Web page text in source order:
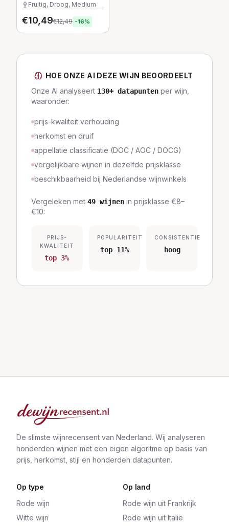
Fruitig, Droog, Medium
€10,49€12,49 -16%
HOE ONZE AI DEZE WIJN BEOORDEELT
Onze AI analyseert 130+ datapunten per wijn,
waaronder:
prijs-kwaliteit verhouding
herkomst en druif
appellatie classificatie (DOC / AOC / DOCG)
vergelijkbare wijnen in dezelfde prijsklasse
beschikbaarheid bij Nederlandse wijnwinkels
Vergeleken met 49 wijnen in prijsklasse €8–
€10:
PRIJS-
KWALITEIT
top 3%
POPULARITEIT
top 11%
CONSISTENTIE
hoog
De slimste wijnrecensent van Nederland. Wij analyseren
honderden wijnen met een eigen algoritme op basis van
prijs, herkomst, stijl en honderden datapunten.
Op type
Rode wijn
Witte wijn
Op land
Rode wijn uit Frankrijk
Rode wijn uit Italië